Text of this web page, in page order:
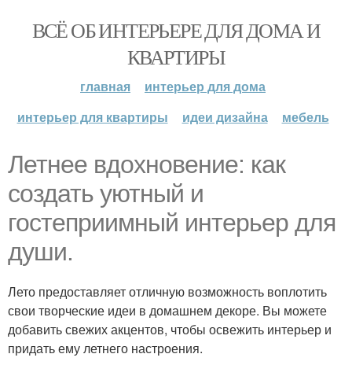
ВСЁ ОБ ИНТЕРЬЕРЕ ДЛЯ ДОМА И
КВАРТИРЫ
главная
интерьер для дома
интерьер для квартиры
идеи дизайна мебель
Летнее вдохновение: как
создать уютный и
гостеприимный интерьер для
души.
Лето предоставляет отличную возможность воплотить
свои творческие идеи в домашнем декоре. Вы можете
добавить свежих акцентов, чтобы освежить интерьер и
придать ему летнего настроения.